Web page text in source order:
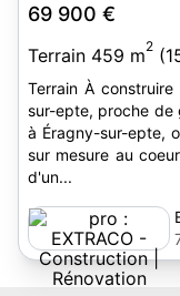
69 900 €
Terrain 459 m2
Terrain À
sur-epte, proche de gisors. parcelle
à Éragny-sur-epte,
sur mesure au
d'un...